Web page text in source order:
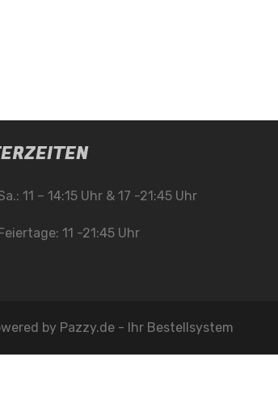
11 – 14:15 Uhr & 17 -21:45 Uhr
11 -21:45 Uhr
by Pazzy.de - Ihr Bestellsystem